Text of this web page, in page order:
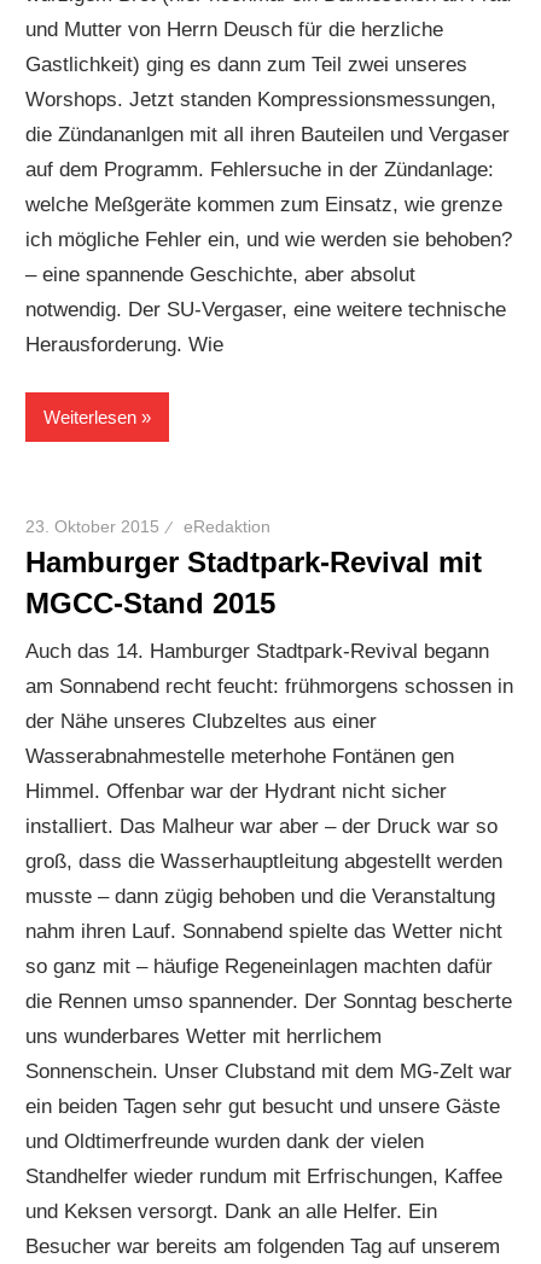
und Mutter von Herrn Deusch für die herzliche
Gastlichkeit) ging es dann zum Teil zwei unseres
Worshops. Jetzt standen Kompressionsmessungen,
die Zündananlgen mit all ihren Bauteilen und Vergaser
auf dem Programm. Fehlersuche in der Zündanlage:
welche Meßgeräte kommen zum Einsatz, wie grenze
ich mögliche Fehler ein, und wie werden sie behoben?
– eine spannende Geschichte, aber absolut
notwendig. Der SU-Vergaser, eine weitere technische
Herausforderung. Wie
Weiterlesen
23. Oktober 2015 eRedaktion
Hamburger Stadtpark-Revival mit
MGCC-Stand 2015
Auch das 14. Hamburger Stadtpark-Revival begann
am Sonnabend recht feucht: frühmorgens schossen in
der Nähe unseres Clubzeltes aus einer
Wasserabnahmestelle meterhohe Fontänen gen
Himmel. Offenbar war der Hydrant nicht sicher
installiert. Das Malheur war aber – der Druck war so
groß, dass die Wasserhauptleitung abgestellt werden
musste – dann zügig behoben und die Veranstaltung
nahm ihren Lauf. Sonnabend spielte das Wetter nicht
so ganz mit – häufige Regeneinlagen machten dafür
die Rennen umso spannender. Der Sonntag bescherte
uns wunderbares Wetter mit herrlichem
Sonnenschein. Unser Clubstand mit dem MG-Zelt war
ein beiden Tagen sehr gut besucht und unsere Gäste
und Oldtimerfreunde wurden dank der vielen
Standhelfer wieder rundum mit Erfrischungen, Kaffee
und Keksen versorgt. Dank an alle Helfer. Ein
Besucher war bereits am folgenden Tag auf unserem